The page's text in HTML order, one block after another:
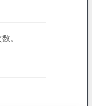
。